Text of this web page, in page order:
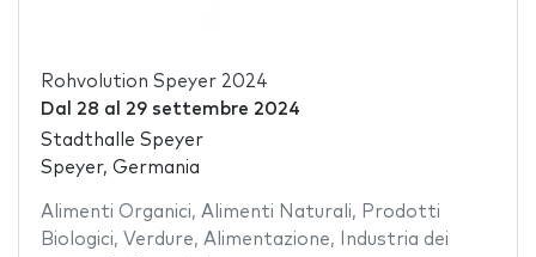
Rohvolution Speyer 2024
Dal 28 al 29 settembre 2024
Stadthalle Speyer
Speyer, Germania
Alimenti Organici, Alimenti Naturali, Prodotti
Biologici, Verdure, Alimentazione,
Industria dei